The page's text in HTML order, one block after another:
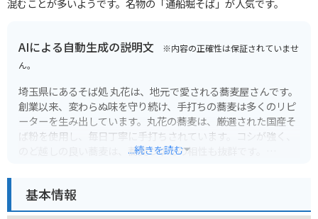
混むことが多いようです。名物の「通船堀そば」が人気です。
AIによる自動生成の説明文 ※内容の正確性は保証されていませ
ん。
埼玉県にあるそば処 丸花は、地元で愛される蕎麦屋さんです。
創業以来、変わらぬ味を守り続け、手打ちの蕎麦は多くのリピ
ーターを生み出しています。丸花の蕎麦は、厳選された国産そ
ば粉を使用し、毎日丁寧に手打ちされています。コシが強く、
のど越しの良い蕎麦は、蕎麦つゆとの相性も抜群です。
のかけそば、もりそばの他、季節限定メニューも提供していま
す。特におすすめは、天ぷらがついた天ぷらそば。揚げたてサ
...続きを読む
基本情報